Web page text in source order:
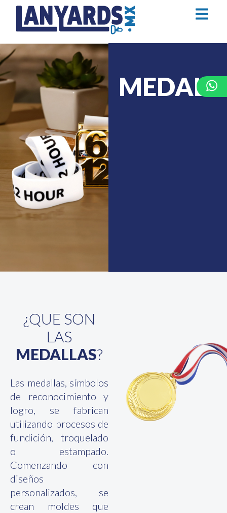
¿QUE SON
LAS
MEDALLAS?
Las medallas, símbolos
de reconocimiento y
logro, se fabrican
utilizando procesos de
fundición, troquelado
o estampado.
Comenzando con
diseños
personalizados, se
crean moldes que